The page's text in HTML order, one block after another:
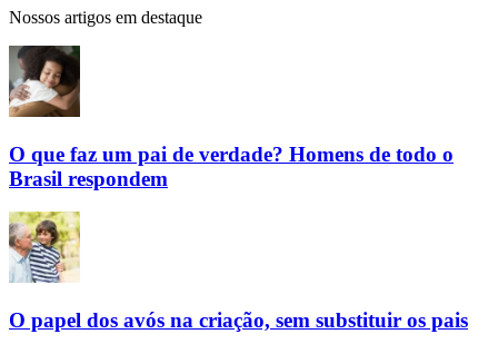
Nossos artigos em destaque
O que faz um pai de verdade? Homens de todo o
Brasil respondem
O papel dos avós na criação, sem substituir os pais